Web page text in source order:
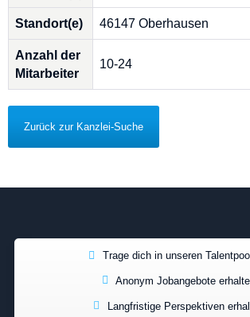
Standort(e) 46147 Oberhausen
Anzahl der
Mitarbeiter
10-24
Zurück zur Kanzlei-Suche
Trage dich in unseren
Anonym Jobangebote
Langfristige Perspektiven